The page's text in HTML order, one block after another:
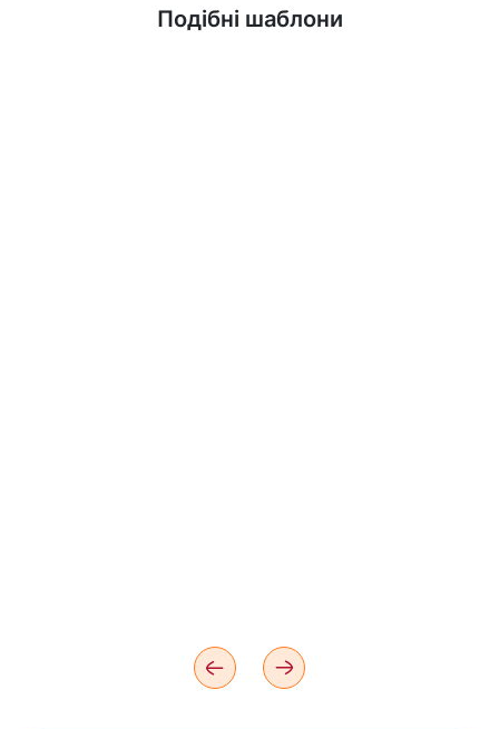
Подібні шаблони
Дізнатися більше